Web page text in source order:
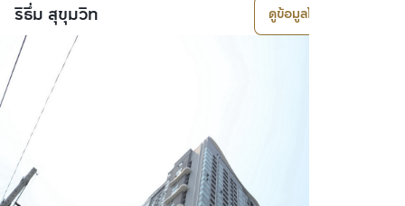
ริธึ่ม สุขุมวิท ดูข้อมูลโครงการ